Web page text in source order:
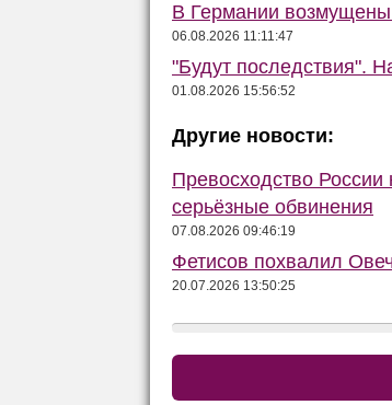
В Германии
06.08.2026 11:11:47
"Будут последствия".
01.08.2026 15:56:52
Другие новости:
Превосходство
серьёзные обвинения
07.08.2026 09:46:19
Фетисов похвалил
20.07.2026 13:50:25